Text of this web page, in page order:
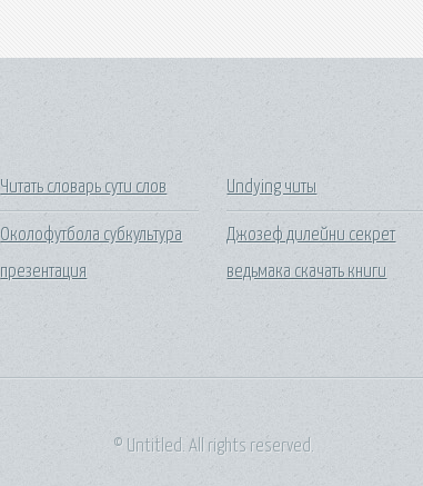
Читать словарь сути слов
Околофутбола субкультура
презентация
Undying читы
Джозеф дилейни секрет
ведьмака скачать книги
© Untitled. All rights reserved.